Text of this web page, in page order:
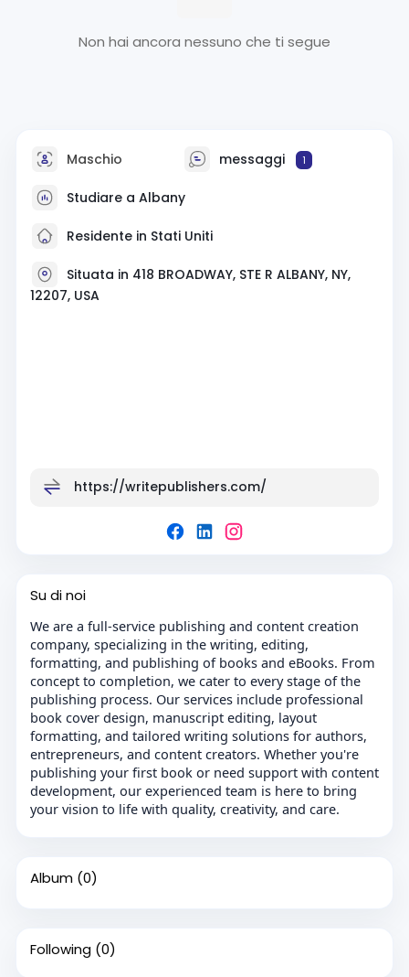
Non hai ancora nessuno che ti segue
Maschio messaggi 1
Studiare a Albany
Residente in Stati Uniti
Situata in 418 BROADWAY, STE R ALBANY, NY,
12207, USA
https://writepublishers.com/
Su di noi
We are a full-service publishing and content creation
company, specializing in the writing, editing,
formatting, and publishing of books and eBooks. From
concept to completion, we cater to every stage of the
publishing process. Our services include professional
book cover design, manuscript editing, layout
formatting, and tailored writing solutions for authors,
entrepreneurs, and content creators. Whether you're
publishing your first book or need support with content
development, our experienced team is here to bring
your vision to life with quality, creativity, and care.
Album (0)
Following (0)